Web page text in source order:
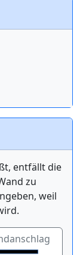
entfällt die
zu
weil